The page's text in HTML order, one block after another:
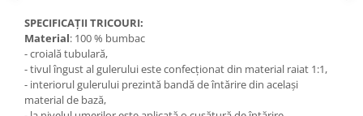
SPECIFICAȚII TRICOURI:
Material: 100 % bumbac
- croială tubulară,
- tivul îngust al gulerului este confecționat din material raiat 1:1,
- interiorul gulerului prezintă bandă de întărire din același
material de bază,